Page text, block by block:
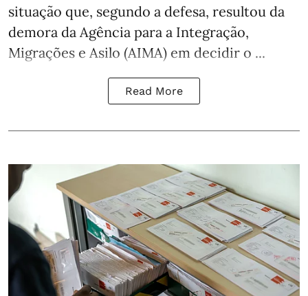
situação que, segundo a defesa, resultou da
demora da Agência para a Integração,
Migrações e Asilo (AIMA) em decidir o ...
Read More